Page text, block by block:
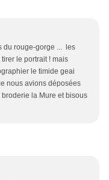
du rouge-gorge ... les
le portrait ! mais
le timide geai
nous avions déposées
la Mure et bisous